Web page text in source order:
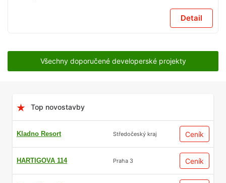
Detail
Všechny doporučené developerské projekty
Top novostavby
Kladno Resort Středočeský kraj Ceník
HARTIGOVA 114 Praha 3 Ceník